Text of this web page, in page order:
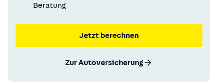
Beratung
Jetzt berechnen
Zur Autoversicherung